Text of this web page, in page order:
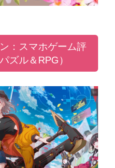
：スマホゲーム評
ズル＆RPG）
ホーム